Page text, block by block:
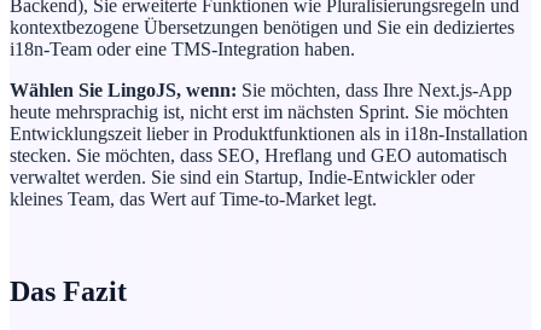
Backend), Sie erweiterte Funktionen wie Pluralisierungsregeln und
kontextbezogene Übersetzungen benötigen und Sie ein dediziertes
i18n-Team oder eine TMS-Integration haben.
Wählen Sie LingoJS, wenn: Sie möchten, dass Ihre Next.js-App
heute mehrsprachig ist, nicht erst im nächsten Sprint. Sie möchten
Entwicklungszeit lieber in Produktfunktionen als in i18n-Installation
stecken. Sie möchten, dass SEO, Hreflang und GEO automatisch
verwaltet werden. Sie sind ein Startup, Indie-Entwickler oder
kleines Team, das Wert auf Time-to-Market legt.
Das Fazit